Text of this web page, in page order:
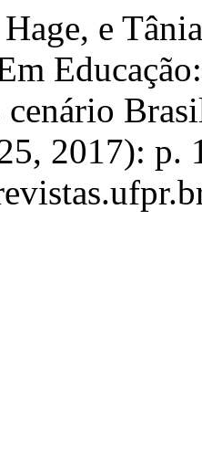
e
cenário
2017): p.